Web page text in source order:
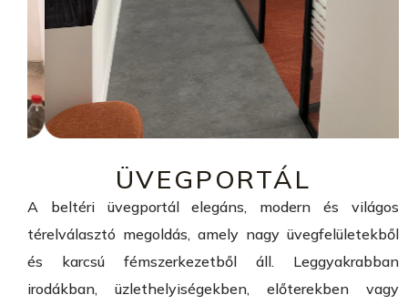
ÜVEGPORTÁL
A beltéri üvegportál elegáns, modern és világos
térelválasztó megoldás, amely nagy üvegfelületekből
és karcsú fémszerkezetből áll. Leggyakrabban
irodákban, üzlethelyiségekben, előterekben vagy